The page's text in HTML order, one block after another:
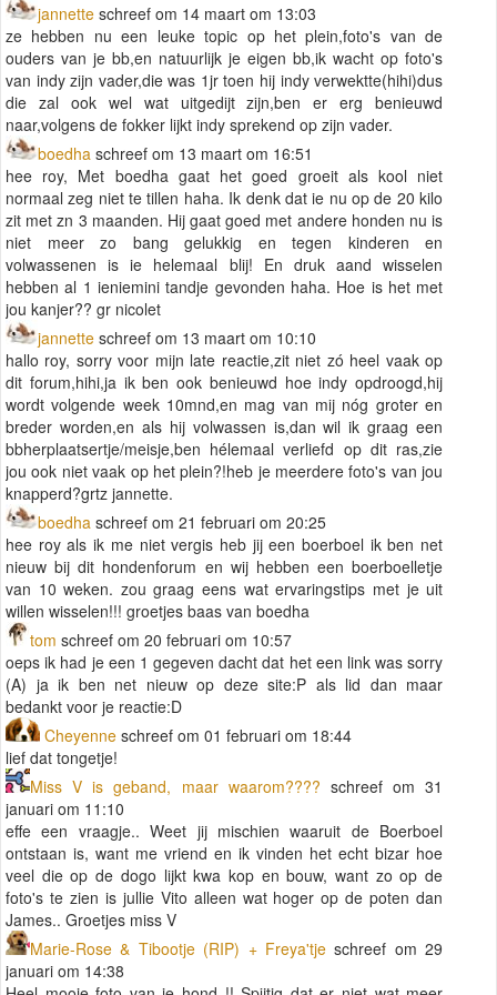
jannette schreef om 14 maart om 13:03
ze hebben nu een leuke topic op het plein,foto's van de
ouders van je bb,en natuurlijk je eigen bb,ik wacht op foto's
van indy zijn vader,die was 1jr toen hij indy verwektte(hihi)dus
die zal ook wel wat uitgedijt zijn,ben er erg benieuwd
naar,volgens de fokker lijkt indy sprekend op zijn vader.
boedha schreef om 13 maart om 16:51
hee roy, Met boedha gaat het goed groeit als kool niet
normaal zeg niet te tillen haha. Ik denk dat ie nu op de 20 kilo
zit met zn 3 maanden. Hij gaat goed met andere honden nu is
niet meer zo bang gelukkig en tegen kinderen en
volwassenen is ie helemaal blij! En druk aand wisselen
hebben al 1 ieniemini tandje gevonden haha. Hoe is het met
jou kanjer?? gr nicolet
jannette schreef om 13 maart om 10:10
hallo roy, sorry voor mijn late reactie,zit niet zó heel vaak op
dit forum,hihi,ja ik ben ook benieuwd hoe indy opdroogd,hij
wordt volgende week 10mnd,en mag van mij nóg groter en
breder worden,en als hij volwassen is,dan wil ik graag een
bbherplaatsertje/meisje,ben hélemaal verliefd op dit ras,zie
jou ook niet vaak op het plein?!heb je meerdere foto's van jou
knapperd?grtz jannette.
boedha schreef om 21 februari om 20:25
hee roy als ik me niet vergis heb jij een boerboel ik ben net
nieuw bij dit hondenforum en wij hebben een boerboelletje
van 10 weken. zou graag eens wat ervaringstips met je uit
willen wisselen!!! groetjes baas van boedha
tom schreef om 20 februari om 10:57
oeps ik had je een 1 gegeven dacht dat het een link was sorry
(A) ja ik ben net nieuw op deze site:P als lid dan maar
bedankt voor je reactie:D
Cheyenne schreef om 01 februari om 18:44
lief dat tongetje!
Miss V is geband, maar waarom???? schreef om 31
januari om 11:10
effe een vraagje.. Weet jij mischien waaruit de Boerboel
ontstaan is, want me vriend en ik vinden het echt bizar hoe
veel die op de dogo lijkt kwa kop en bouw, want zo op de
foto's te zien is jullie Vito alleen wat hoger op de poten dan
James.. Groetjes miss V
Marie-Rose & Tibootje (RIP) + Freya'tje schreef om 29
januari om 14:38